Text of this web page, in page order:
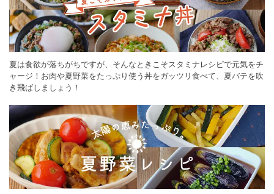
夏は食欲が落ちがちですが、そんなときこそスタミナレシピで元気をチ
ャージ！お肉や夏野菜をたっぷり使う丼をガッツリ食べて、夏バテを吹
き飛ばしましょう！